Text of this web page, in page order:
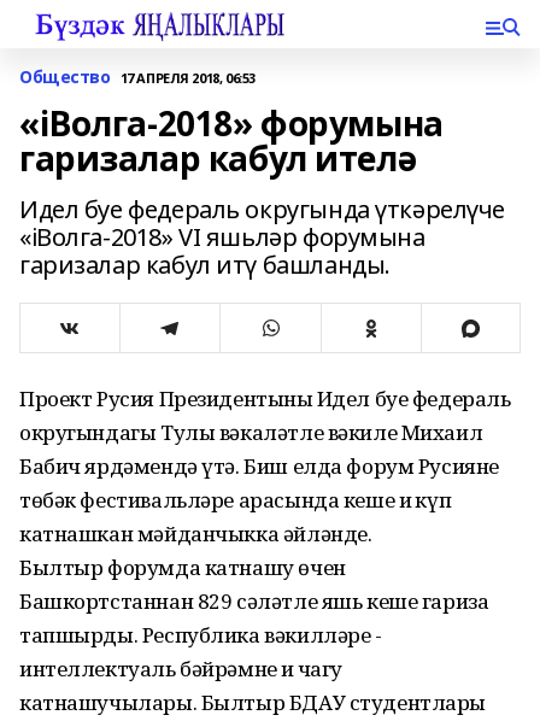
Общество 17 АПРЕЛЯ 2018, 06:53
«iВолга-2018» форумына
гаризалар кабул ителә
Идел буе федераль округында үткәрелүче
«iВолга-2018» VI яшьләр форумына
гаризалар кабул итү башланды.
Проект Русия Президентының Идел буе федераль
округындагы Тулы вәкаләтле вәкиле Михаил
Бабич ярдәмендә үтә. Биш елда форум Русиянең
төбәк фестивальләре арасында кеше иң күп
катнашкан мәйданчыкка әйләнде.
Былтыр форумда катнашу өчен
Башкортстаннан 829 сәләтле яшь кеше гариза
тапшырды. Республика вәкилләре -
интеллектуаль бәйрәмнең иң чагу
катнашучылары. Былтыр БДАУ студентлары